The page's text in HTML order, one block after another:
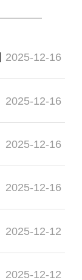
2025-12-16
2025-12-16
2025-12-16
2025-12-16
2025-12-12
2025-12-12